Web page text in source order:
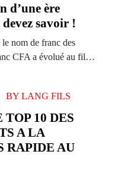
d’une ère
savoir !
nom de franc des
CFA a évolué au fil…
BY LANG FILS
10 DES
A LA
RAPIDE AU